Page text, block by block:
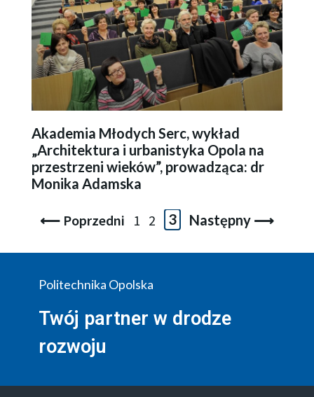
Akademia Młodych Serc, wykład
„Architektura i urbanistyka Opola na
przestrzeni wieków”, prowadząca: dr
Monika Adamska
⟵ Poprzedni 1 2 3 Następny ⟶
Politechnika Opolska
Twój partner w drodze
rozwoju